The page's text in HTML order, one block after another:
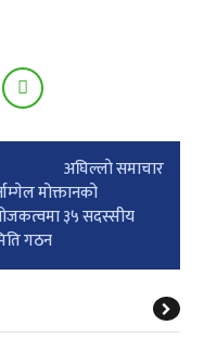
अघिल्लाे समाचार
मोक्तानको
३५ सदस्सीय
गठन